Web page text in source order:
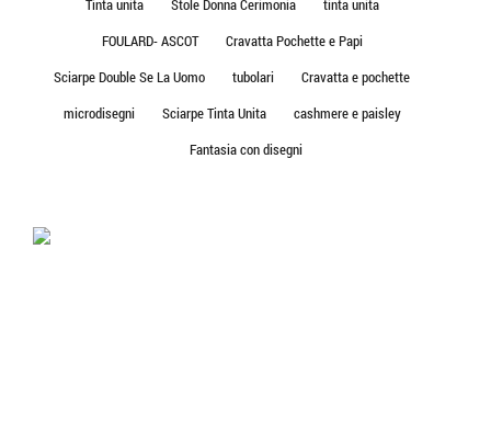
Tinta unita
Stole Donna Cerimonia
tinta unita
FOULARD- ASCOT
Cravatta Pochette e Papi
Sciarpe Double Se La Uomo
tubolari
Cravatta e pochette
microdisegni
Sciarpe Tinta Unita
cashmere e paisley
Fantasia con disegni